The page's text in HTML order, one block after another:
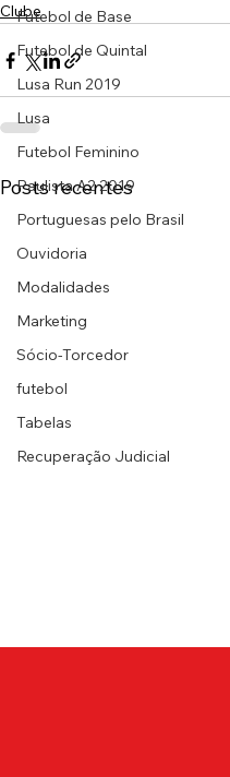
Futebol de Base
Futebol de Quintal
Lusa Run 2019
Lusa
Futebol Feminino
Paulista A2 2019
Portuguesas pelo Brasil
Ouvidoria
Modalidades
Marketing
Sócio-Torcedor
futebol
Tabelas
Recuperação Judicial
Clube
Posts recentes